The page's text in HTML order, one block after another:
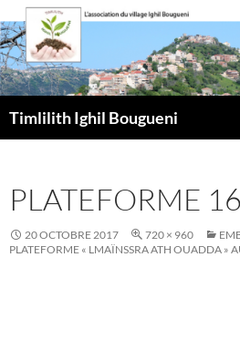
Aller
au
contenu
Timlilith Ighil Bougueni
PLATEFORME 16
20 OCTOBRE 2017 720 × 960
PLATEFORME « LMAÏNSSRA ATH OUADDA »